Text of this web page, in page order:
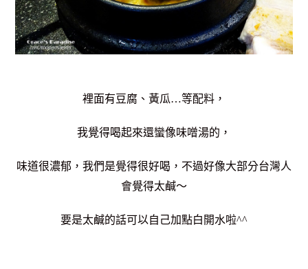
裡面有豆腐、黃瓜…等配料，
我覺得喝起來還蠻像味噌湯的，
味道很濃郁，我們是覺得很好喝，不過好像大部分台灣人
會覺得太鹹～
要是太鹹的話可以自己加點白開水啦^^